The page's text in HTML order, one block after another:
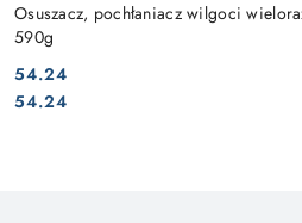
Osuszacz, pochłaniacz wilgoci
590g
Cena:
54.24
Cena:
54.24